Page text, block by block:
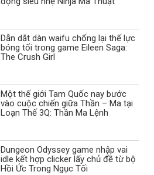
Dẫn dắt dàn waifu chống lại thế lực
bóng tối trong game Eileen Saga:
The Crush Girl
Một thế giới Tam Quốc nay bước
vào cuộc chiến giữa Thần – Ma tại
Loạn Thế 3Q: Thần Ma Lệnh
Dungeon Odyssey game nhập vai
idle kết hợp clicker lấy chủ đề từ bộ
Hồi Ức Trong Ngục Tối